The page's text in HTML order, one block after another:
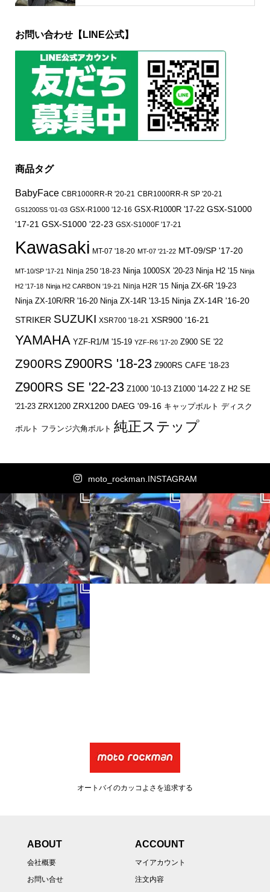
お問い合わせ【LINE公式】
商品タグ
BabyFace CBR1000RR-R '20-21 CBR1000RR-R SP '20-21
GS1200SS '01-03 GSX-R1000 '12-16 GSX-R1000R '17-22 GSX-S1000
'17-21 GSX-S1000 '22-23 GSX-S1000F '17-21
Kawasaki MT-07 '18-20 MT-07 '21-22 MT-09/SP '17-20
MT-10/SP '17-21 Ninja 250 '18-23 Ninja 1000SX '20-23 Ninja H2 '15 Ninja
H2 '17-18 Ninja H2 CARBON '19-21 Ninja H2R '15 Ninja ZX-6R '19-23
Ninja ZX-10R/RR '16-20 Ninja ZX-14R '13-15 Ninja ZX-14R '16-20
STRIKER SUZUKI XSR700 '18-21 XSR900 '16-21
YAMAHA YZF-R1/M '15-19 YZF-R6 '17-20 Z900 SE '22
Z900RS Z900RS '18-23 Z900RS CAFE '18-23
Z900RS SE '22-23 Z1000 '10-13 Z1000 '14-22 Z H2 SE
'21-23 ZRX1200 ZRX1200 DAEG '09-16 キャップボルト ディスク
ボルト フランジ六角ボルト 純正ステップ
moto_rockman.INSTAGRAM
オートバイのカッコよさを追求する
ABOUT
会社概要
お問い合せ
ACCOUNT
マイアカウント
注文内容